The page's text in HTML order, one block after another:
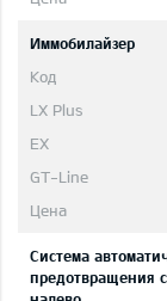
Иммобилайзер
Система
предотвращения